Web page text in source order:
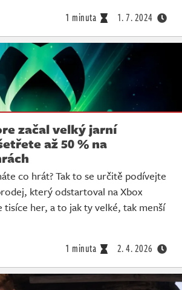
1 minuta 1. 7. 2024
začal velký jarní
až 50 % na
co hrát? Tak to se určitě podívejte
který odstartoval na Xbox
tisíce her, a to jak ty velké, tak menší
1 minuta 2. 4. 2026